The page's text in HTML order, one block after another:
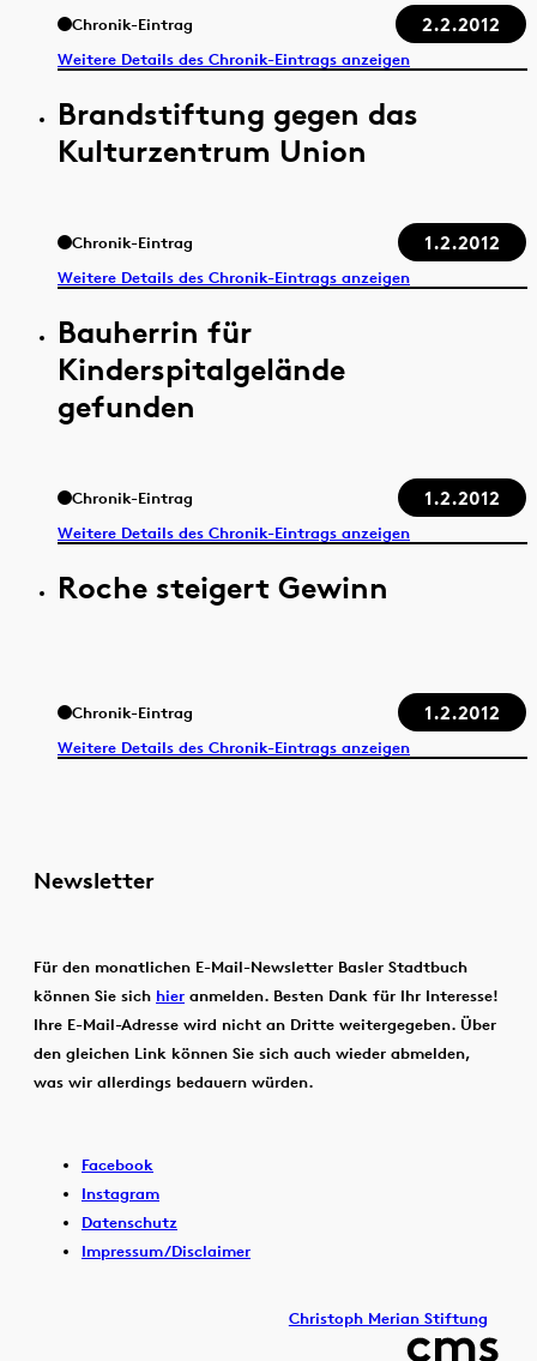
Chronik-Eintrag 2.2.2012
Weitere Details des Chronik-Eintrags anzeigen
Brandstiftung gegen das
Kulturzentrum Union
Chronik-Eintrag 1.2.2012
Weitere Details des Chronik-Eintrags anzeigen
Bauherrin für
Kinderspitalgelände
gefunden
Chronik-Eintrag 1.2.2012
Weitere Details des Chronik-Eintrags anzeigen
Roche steigert Gewinn
Chronik-Eintrag 1.2.2012
Weitere Details des Chronik-Eintrags anzeigen
Newsletter
Für den monatlichen E-Mail-Newsletter Basler Stadtbuch
können Sie sich hier anmelden. Besten Dank für Ihr Interesse!
Ihre E-Mail-Adresse wird nicht an Dritte weitergegeben. Über
den gleichen Link können Sie sich auch wieder abmelden,
was wir allerdings bedauern würden.
Facebook
Instagram
Datenschutz
Impressum/Disclaimer
Christoph Merian Stiftung